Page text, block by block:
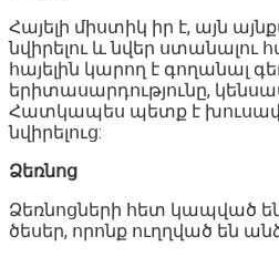
Հայելի միստիկ իր է, այն
նվիրելու և նվեր ստանալու
հայելին կարող է գողանալ
երիտասարդությունը,
Հատկապես պետք է
նվիրելուց:
Ձեռնոց
Ձեռնոցների հետ կապված
ծեսեր, որոնք ուղղված են